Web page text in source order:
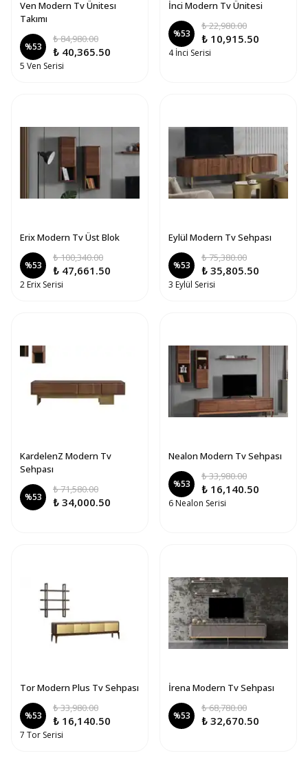
Ven Modern Tv Ünitesı
Takımı
%53
₺ 84,980.00
₺ 40,365.50
5 Ven Serisi
İnci Modern Tv Ünitesi
%53
₺ 22,980.00
₺ 10,915.50
4 İnci Serisi
Erix Modern Tv Üst Blok
%53
₺ 100,340.00
₺ 47,661.50
2 Erix Serisi
Eylül Modern Tv Sehpası
%53
₺ 75,380.00
₺ 35,805.50
3 Eylül Serisi
KardelenZ Modern Tv
Sehpası
%53
₺ 71,580.00
₺ 34,000.50
Nealon Modern Tv Sehpası
%53
₺ 33,980.00
₺ 16,140.50
6 Nealon Serisi
Tor Modern Plus Tv Sehpası
%53
₺ 33,980.00
₺ 16,140.50
7 Tor Serisi
İrena Modern Tv Sehpası
%53
₺ 68,780.00
₺ 32,670.50